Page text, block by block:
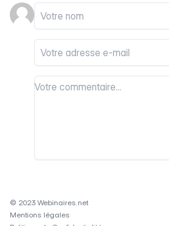
Votre nom
Votre email
Votre commentaire
Votre commentaire
© 2023 Webinaires.net
Mentions légales